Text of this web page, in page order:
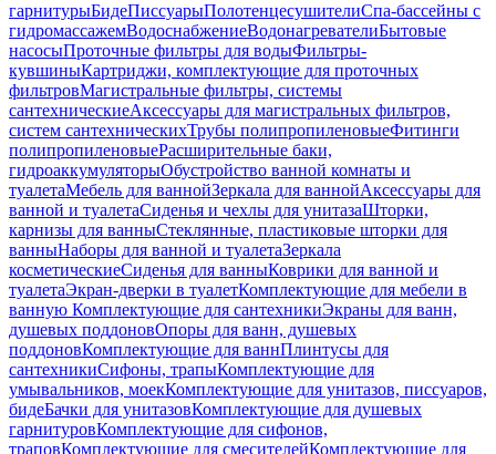
гарнитурыБидеПиссуарыПолотенцесушителиСпа-бассейны с
гидромассажемВодоснабжениеВодонагревателиБытовые
насосыПроточные фильтры для водыФильтры-
кувшиныКартриджи, комплектующие для проточных
фильтровМагистральные фильтры, системы
сантехническиеАксессуары для магистральных фильтров,
систем сантехническихТрубы полипропиленовыеФитинги
полипропиленовыеРасширительные баки,
гидроаккумуляторыОбустройство ванной комнаты и
туалетаМебель для ваннойЗеркала для ваннойАксессуары для
ванной и туалетаСиденья и чехлы для унитазаШторки,
карнизы для ванныСтеклянные, пластиковые шторки для
ванныНаборы для ванной и туалетаЗеркала
косметическиеСиденья для ванныКоврики для ванной и
туалетаЭкран-дверки в туалетКомплектующие для мебели в
ванную Комплектующие для сантехникиЭкраны для ванн,
душевых поддоновОпоры для ванн, душевых
поддоновКомплектующие для ваннПлинтусы для
сантехникиСифоны, трапыКомплектующие для
умывальников, моекКомплектующие для унитазов, писсуаров,
бидеБачки для унитазовКомплектующие для душевых
гарнитуровКомплектующие для сифонов,
траповКомплектующие для смесителейКомплектующие для